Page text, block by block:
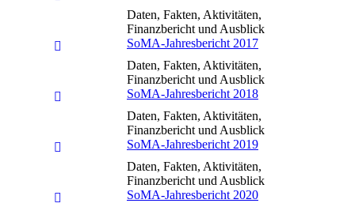
Daten, Fakten, Aktivitäten,
Finanzbericht und Ausblick
SoMA-Jahresbericht 2017
Daten, Fakten, Aktivitäten,
Finanzbericht und Ausblick
SoMA-Jahresbericht 2018
Daten, Fakten, Aktivitäten,
Finanzbericht und Ausblick
SoMA-Jahresbericht 2019
Daten, Fakten, Aktivitäten,
Finanzbericht und Ausblick
SoMA-Jahresbericht 2020